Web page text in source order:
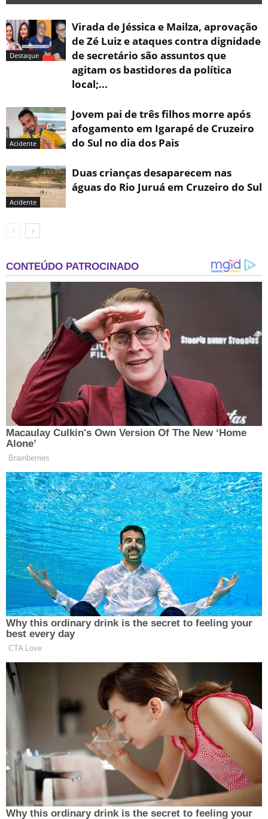
Destaque
Virada de Jéssica e Mailza, aprovação
de Zé Luiz e ataques contra dignidade
de secretário são assuntos que
agitam os bastidores da política
local;...
Acidente
Jovem pai de três filhos morre após
afogamento em Igarapé de Cruzeiro
do Sul no dia dos Pais
Acidente
Duas crianças desaparecem nas
águas do Rio Juruá em Cruzeiro do Sul